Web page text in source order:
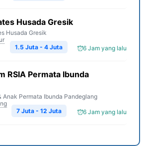
Husada Gresik
Husada Gresik
6 Jam yang lalu
1.5 Juta - 4 Juta
RSIA Permata Ibunda
Anak Permata Ibunda Pandeglang
6 Jam yang lalu
7 Juta - 12 Juta